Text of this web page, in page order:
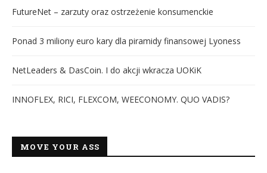
FutureNet – zarzuty oraz ostrzeżenie konsumenckie
Ponad 3 miliony euro kary dla piramidy finansowej Lyoness
NetLeaders & DasCoin. I do akcji wkracza UOKiK
INNOFLEX, RICI, FLEXCOM, WEECONOMY. QUO VADIS?
MOVE YOUR ASS